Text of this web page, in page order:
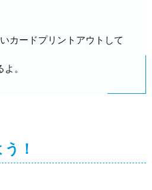
カードプリントアウトして
。
！